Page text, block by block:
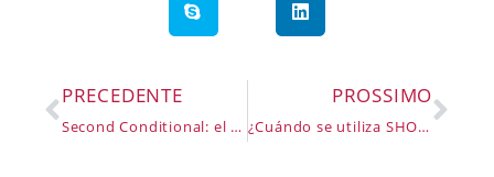
PRECEDENTE
Second Conditional: el condicional soñador
PROSSIMO
¿Cuándo se utiliza SHOULD?